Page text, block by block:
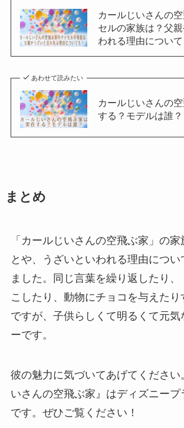
カールじいさんの
セルの家族は？父
われる理由について
あわせて読みたい
カールじいさんの
する？モデルは誰？
まとめ
「カールじいさんの空飛ぶ家」の家
とや、うざいといわれる理由につい
ました。同じ言葉を繰り返したり、
こしたり、動物にチョコを与えた
ですが、子供らしくて明るくて元気
ーです。
彼の魅力に気づいてあげてください
いさんの空飛ぶ家』はディズニープ
です。ぜひご覧ください！